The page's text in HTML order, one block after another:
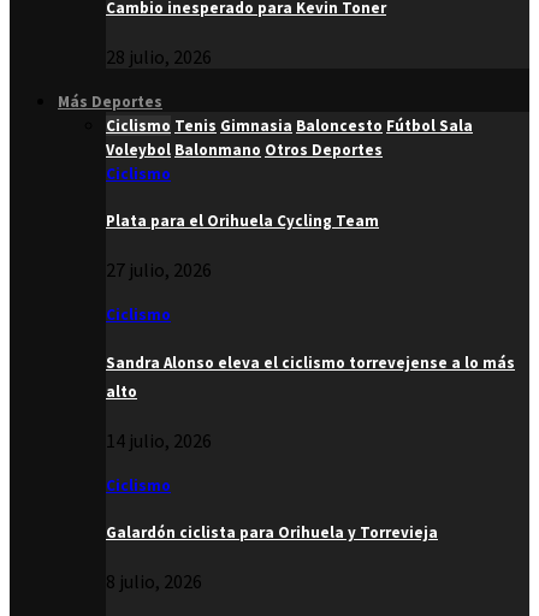
Cambio inesperado para Kevin Toner
28 julio, 2026
Más Deportes
Ciclismo Tenis Gimnasia Baloncesto Fútbol Sala
Voleybol Balonmano Otros Deportes
Ciclismo
Plata para el Orihuela Cycling Team
27 julio, 2026
Ciclismo
Sandra Alonso eleva el ciclismo torrevejense a lo más
alto
14 julio, 2026
Ciclismo
Galardón ciclista para Orihuela y Torrevieja
8 julio, 2026